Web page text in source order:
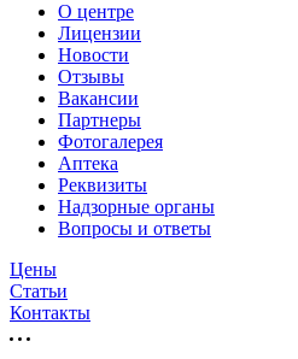
О центре
Лицензии
Новости
Отзывы
Вакансии
Партнеры
Фотогалерея
Аптека
Реквизиты
Надзорные органы
Вопросы и ответы
Цены
Статьи
Контакты